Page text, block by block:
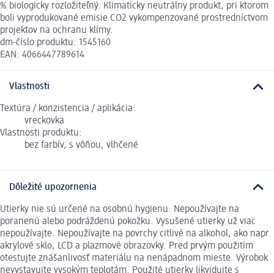
% biologicky rozložiteľný. Klimaticky neutrálny produkt, pri ktorom
boli vyprodukované emisie CO2 vykompenzované prostredníctvom
projektov na ochranu klímy.
dm-číslo produktu: 1545160
EAN: 4066447789614
Vlastnosti
Textúra / konzistencia / aplikácia:
vreckovka
Vlastnosti produktu:
bez farbív, s vôňou, vlhčené
Dôležité upozornenia
Utierky nie sú určené na osobnú hygienu. Nepoužívajte na
poranenú alebo podráždenú pokožku. Vysušené utierky už viac
nepoužívajte. Nepoužívajte na povrchy citlivé na alkohol, ako napr.
akrylové sklo, LCD a plazmové obrazovky. Pred prvým použitím
otestujte znášanlivosť materiálu na nenápadnom mieste. Výrobok
nevystavujte vysokým teplotám. Použité utierky likvidujte s